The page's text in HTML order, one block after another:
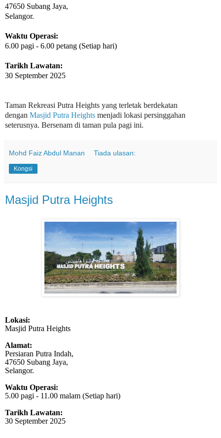
47650 Subang Jaya,
Selangor.
Waktu Operasi:
6.00 pagi - 6.00 petang (Setiap hari)
Tarikh Lawatan:
30 September 2025
Taman Rekreasi Putra Heights yang terletak berdekatan
dengan Masjid Putra Heights menjadi lokasi persinggahan
seterusnya. Bersenam di taman pula pagi ini.
Mohd Faiz Abdul Manan Tiada ulasan:
Kongsi
Masjid Putra Heights
Lokasi:
Masjid Putra Heights
Alamat:
Persiaran Putra Indah,
47650 Subang Jaya,
Selangor.
Waktu Operasi:
5.00 pagi - 11.00 malam (Setiap hari)
Tarikh Lawatan:
30 September 2025